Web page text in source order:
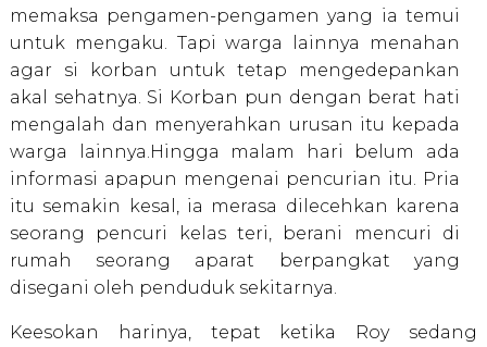
memaksa pengamen-pengamen yang ia temui
untuk mengaku. Tapi warga lainnya menahan
agar si korban untuk tetap mengedepankan
akal sehatnya. Si Korban pun dengan berat hati
mengalah dan menyerahkan urusan itu kepada
warga lainnya.Hingga malam hari belum ada
informasi apapun mengenai pencurian itu. Pria
itu semakin kesal, ia merasa dilecehkan karena
seorang pencuri kelas teri, berani mencuri di
rumah seorang aparat berpangkat yang
disegani oleh penduduk sekitarnya.
Keesokan harinya, tepat ketika Roy sedang